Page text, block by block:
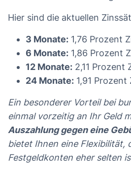
Hier sind die aktuellen
3 Monate: 1,76 Prozent
6 Monate: 1,86 Prozent
12 Monate: 2,11 Prozent
24 Monate: 1,91
Ein besonderer Vorteil bei
einmal vorzeitig an Ihr Geld
Auszahlung gegen eine
bietet Ihnen eine Flexibilität,
Festgeldkonten eher selten